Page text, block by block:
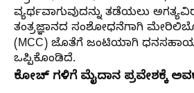
ವ್ಯರ್ಥವಾಗುವುದನ್ನು ತಡೆಯಲು
ತಂತ್ರಜ್ಞಾನದ ಸಂಶೋಧನೆಗಾಗಿ
(MCC) ಜೊತೆಗೆ ಜಂಟಿಯಾಗಿ
ಒಪ್ಪಿಕೊಂಡಿದೆ.
ಕೋಚ್ ಗಳಿಗೆ ಮೈದಾನ ಪ್ರವೇಶಕ್ಕೆ